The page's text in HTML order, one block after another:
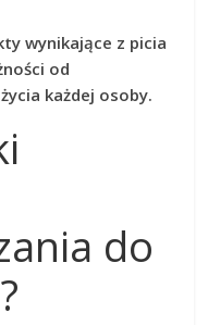
wynikające z picia
od
każdej osoby.
do